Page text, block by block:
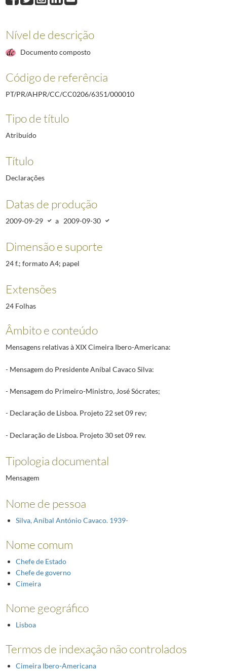
000010 Declarações
Preparação
000014 Informação2009-11-20/2009-11-20
(...)
Nível de descrição
Documento composto
Código de referência
PT/PR/AHPR/CC/CC0206/6351/000010
Tipo de título
Atribuído
Título
Declarações
Datas de produção
2009-09-29 a 2009-09-30
Dimensão e suporte
24 f.; formato A4; papel
Extensões
24 Folhas
Âmbito e conteúdo
Mensagens relativas à XIX Cimeira Ibero-Americana:
- Mensagem do Presidente Aníbal Cavaco Silva:
- Mensagem do Primeiro-Ministro, José Sócrates;
- Declaração de Lisboa. Projeto 22 set 09 rev;
- Declaração de Lisboa. Projeto 30 set 09 rev.
Tipologia documental
Mensagem
Nome de pessoa
Silva, Aníbal António Cavaco. 1939-
Nome comum
Chefe de Estado
Chefe de governo
Cimeira
Nome geográfico
Lisboa
Termos de indexação não controlados
Cimeira Ibero-Americana